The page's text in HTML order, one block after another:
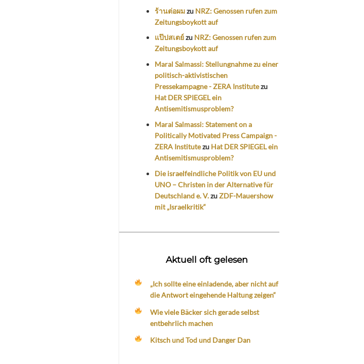
ร้านต่อผมzu NRZ: Genossen rufen zum
Zeitungsboykott auf
แป๊ปสเตย์zu NRZ: Genossen rufen zum
Zeitungsboykott auf
Maral Salmassi: Stellungnahme zu einer
politisch-aktivistischen
Pressekampagne - ZERA Institutezu
Hat DER SPIEGEL ein
Antisemitismusproblem?
Maral Salmassi: Statement on a
Politically Motivated Press Campaign -
ZERA Institutezu Hat DER SPIEGEL ein
Antisemitismusproblem?
Die israelfeindliche Politik von EU und
UNO – Christen in der Alternative für
Deutschland e. V.zuZDF-Mauershow
mit „Israelkritik“
Aktuell oft gelesen
„Ich sollte eine einladende, aber nicht auf
die Antwort eingehende Haltung zeigen“
Wie viele Bäcker sich gerade selbst
entbehrlich machen
Kitsch und Tod und Danger Dan